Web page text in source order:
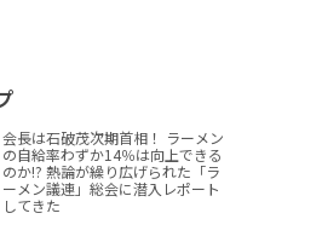
会長は石破茂次期首相！ ラーメン
の自給率わずか14％は向上できる
のか!? 熱論が繰り広げられた「ラ
ーメン議連」総会に潜入レポート
してきた